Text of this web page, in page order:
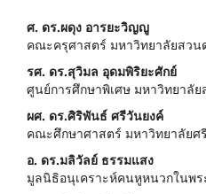
ศ. ดร.ผดุง อารยะวิญญู
คณะครุศาสตร์ มหาวิทยาลัยสวน
รศ. ดร.สุวิมล อุดมพิริยะศักย์
ศูนย์การศึกษาพิเศษ มหาวิทยาลั
ผศ. ดร.ศิริพันธ์ ศรีวันยงค์
คณะศึกษาศาสตร์ มหาวิทยาลัย
อ. ดร.มลิวัลย์ ธรรมแสง
มูลนิธิอนุเคราะห์คนหูหนวกในพ